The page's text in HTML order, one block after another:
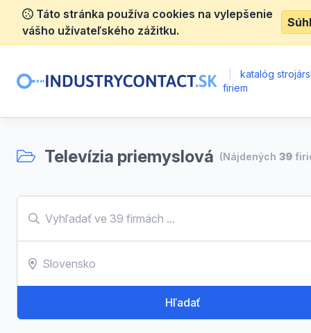
Táto stránka používa cookies na vylepšenie
vášho užívateľského zážitku.
katalóg
firiem
Televízia priemyslová (Nájdených 39
Hľadať